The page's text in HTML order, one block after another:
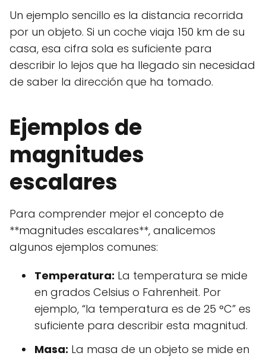
Un ejemplo sencillo es la distancia recorrida
por un objeto. Si un coche viaja 150 km de su
casa, esa cifra sola es suficiente para
describir lo lejos que ha llegado sin necesidad
de saber la dirección que ha tomado.
Ejemplos de
magnitudes
escalares
Para comprender mejor el concepto de
**magnitudes escalares**, analicemos
algunos ejemplos comunes:
Temperatura: La temperatura se mide
en grados Celsius o Fahrenheit. Por
ejemplo, “la temperatura es de 25 °C” es
suficiente para describir esta magnitud.
Masa: La masa de un objeto se mide en